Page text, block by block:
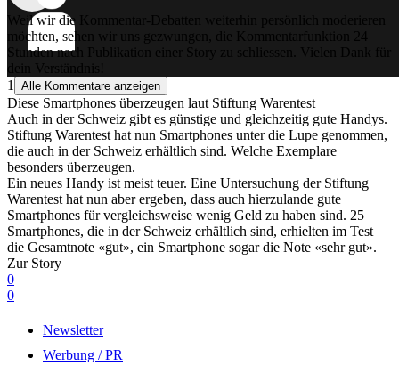
Weil wir die Kommentar-Debatten weiterhin persönlich moderieren
möchten, sehen wir uns gezwungen, die Kommentarfunktion 24
Stunden nach Publikation einer Story zu schliessen. Vielen Dank für
dein Verständnis!
1
Alle Kommentare anzeigen
Diese Smartphones überzeugen laut Stiftung Warentest
Auch in der Schweiz gibt es günstige und gleichzeitig gute Handys.
Stiftung Warentest hat nun Smartphones unter die Lupe genommen,
die auch in der Schweiz erhältlich sind. Welche Exemplare
besonders überzeugen.
Ein neues Handy ist meist teuer. Eine Untersuchung der Stiftung
Warentest hat nun aber ergeben, dass auch hierzulande gute
Smartphones für vergleichsweise wenig Geld zu haben sind. 25
Smartphones, die in der Schweiz erhältlich sind, erhielten im Test
die Gesamtnote «gut», ein Smartphone sogar die Note «sehr gut».
Zur Story
0
0
Newsletter
Werbung / PR